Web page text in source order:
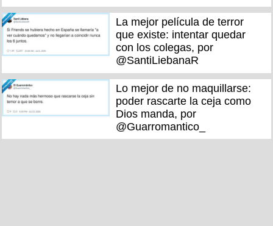
La mejor película de terror
que existe: intentar quedar
con los colegas, por
@SantiLiebanaR
Lo mejor de no maquillarse:
poder rascarte la ceja como
Dios manda, por
@Guarromantico_